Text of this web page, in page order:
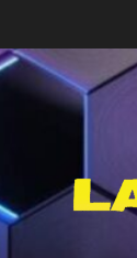
contenido